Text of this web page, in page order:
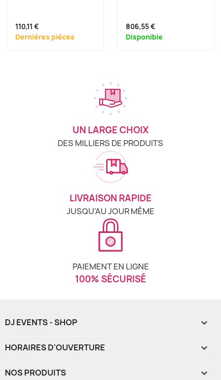
110,11 €
Dernières pièces
806,55 €
Disponible
UN LARGE CHOIX
DES MILLIERS DE PRODUITS
LIVRAISON RAPIDE
JUSQU'AU JOUR MÊME
PAIEMENT EN LIGNE
100% SÉCURISÉ
DJ EVENTS - SHOP 
HORAIRES D'OUVERTURE 
NOS PRODUITS 